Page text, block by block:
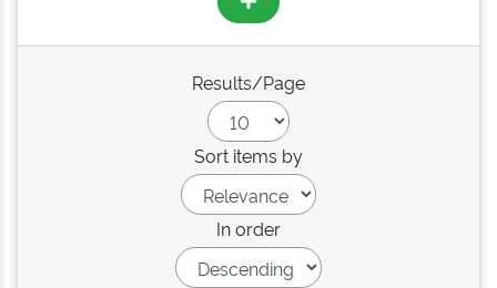
Results/Page
Sort items by
In order